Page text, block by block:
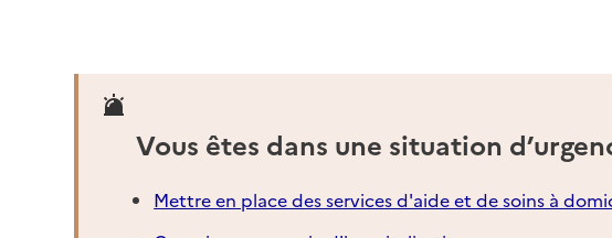
Vous êtes dans une situation
Mettre en place des services d'aide et de soins à